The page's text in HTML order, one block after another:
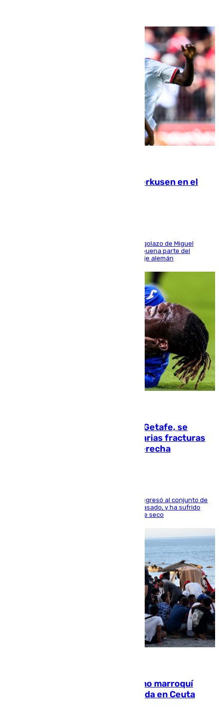
El Sevilla se desinfla ante el Leverkusen en el
El conjunto de Luis García se adelantó con un golazo de Miguel
Sierra y ofreció buenas sensaciones durante buena parte del
encuentro, pero acabó cediendo ante el empuje alemán
Christantus Uche, delantero del Getafe, se
perderá toda la temporada por varias fracturas
en los ligamentos de su rodilla derecha
El centrocampista reconvertido en atacante regresó al conjunto de
la capital, después de salir obligado el curso pasado, y ha sufrido
una lesión que lo mantendrá un año en el dique seco
Expulsado de España un ciudadano marroquí
condenado por allanar una vivienda en Ceuta